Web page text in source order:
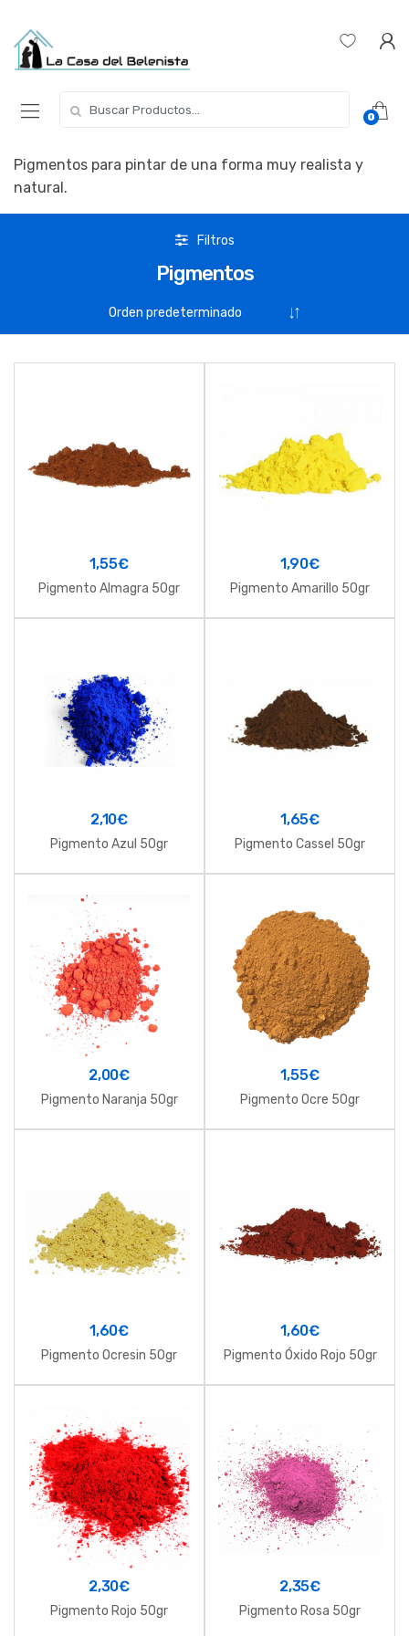
navigation
content
por:
0
Pigmentos para pintar de una forma muy realista y
natural.
Filtros
Pigmentos
1,55€
Pigmento Almagra 50gr
1,90€
Pigmento Amarillo 50gr
2,10€
Pigmento Azul 50gr
1,65€
Pigmento Cassel 50gr
2,00€
Pigmento Naranja 50gr
1,55€
Pigmento Ocre 50gr
1,60€
Pigmento Ocresin 50gr
1,60€
Pigmento Óxido Rojo 50gr
2,30€
Pigmento Rojo 50gr
2,35€
Pigmento Rosa 50gr